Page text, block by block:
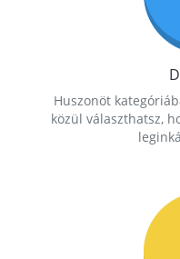
Huszonöt
közül választhatsz,